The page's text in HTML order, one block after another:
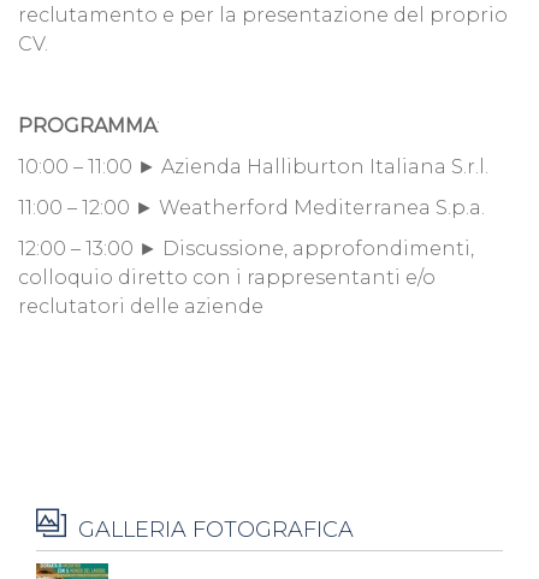
reclutamento e per la presentazione del proprio
CV.
PROGRAMMA:
10:00 – 11:00 ► Azienda Halliburton Italiana S.r.l.
11:00 – 12:00 ► Weatherford Mediterranea S.p.a.
12:00 – 13:00 ► Discussione, approfondimenti,
colloquio diretto con i rappresentanti e/o
reclutatori delle aziende
GALLERIA FOTOGRAFICA